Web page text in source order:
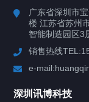
行业案例
联系我们
广东省深圳市
楼 江苏省苏州
智能制造园区3
销售热线
e-
深圳讯博科技